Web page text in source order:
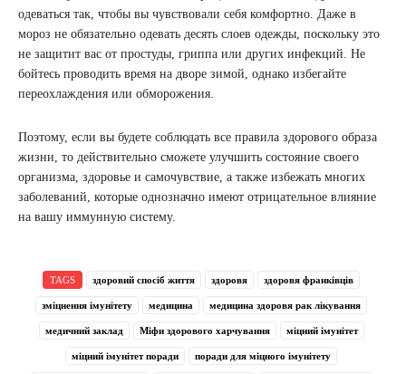
одеваться так, чтобы вы чувствовали себя комфортно. Даже в
мороз не обязательно одевать десять слоев одежды, поскольку это
не защитит вас от простуды, гриппа или других инфекций. Не
бойтесь проводить время на дворе зимой, однако избегайте
переохлаждения или обморожения.
Поэтому, если вы будете соблюдать все правила здорового образа
жизни, то действительно сможете улучшить состояние своего
организма, здоровье и самочувствие, а также избежать многих
заболеваний, которые однозначно имеют отрицательное влияние
на вашу иммунную систему.
TAGS здоровий спосіб життя здоровя здоровя франківців
зміцнення імунітету медицина медицина здоровя рак лікування
медичний заклад Міфи здорового харчування міцний імунітет
міцний імунітет поради поради для міцного імунітету